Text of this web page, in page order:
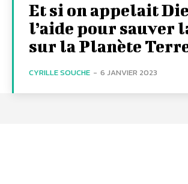
Et si on appelait
l’aide pour sauver
sur la Planète
CYRILLE SOUCHE - 6 JANVIER 2023